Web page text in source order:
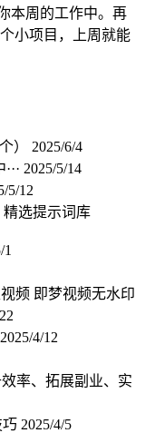
本周的工作中。再
小项目，上周就能
） 2025/6/4
2025/5/14
5/12
精选提示词库
频 即梦视频无水印
2025/4/12
率、拓展副业、实
2025/4/5